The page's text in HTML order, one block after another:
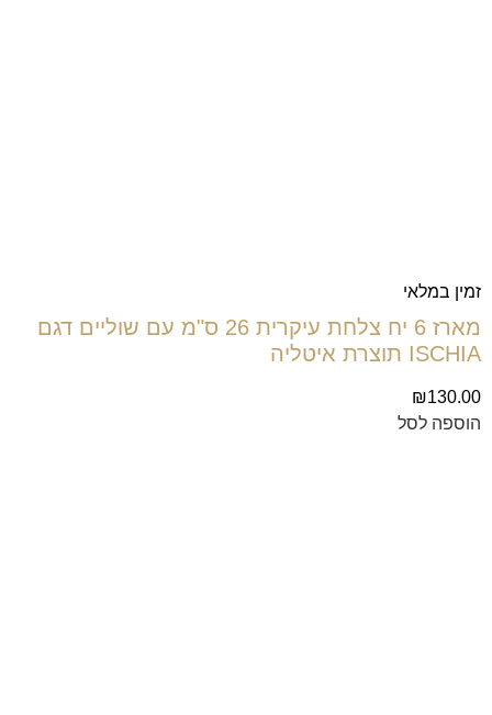
זמין במלאי
מארז 6 יח צלחת עיקרית 26 ס"מ עם שוליים דגם
ISCHIA תוצרת איטליה
₪130.00
הוספה לסל